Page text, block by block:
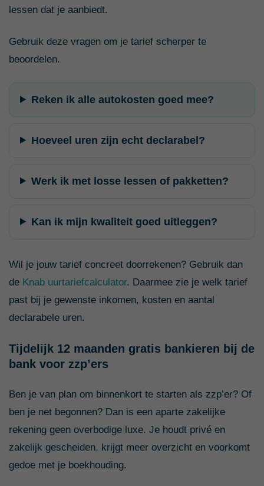
lessen dat je aanbiedt.
Gebruik deze vragen om je tarief scherper te
beoordelen.
Reken ik alle autokosten goed mee?
Hoeveel uren zijn echt declarabel?
Werk ik met losse lessen of pakketten?
Kan ik mijn kwaliteit goed uitleggen?
Wil je jouw tarief concreet doorrekenen? Gebruik dan
de Knab uurtariefcalculator. Daarmee zie je welk tarief
past bij je gewenste inkomen, kosten en aantal
declarabele uren.
Tijdelijk 12 maanden gratis bankieren bij de
bank voor zzp’ers
Ben je van plan om binnenkort te starten als zzp’er? Of
ben je net begonnen? Dan is een aparte zakelijke
rekening geen overbodige luxe. Je houdt privé en
zakelijk gescheiden, krijgt meer overzicht en voorkomt
gedoe met je boekhouding.